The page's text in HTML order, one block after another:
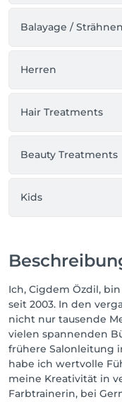
Balayage / Strähnen
Herren
Hair Treatments
Beauty Treatments
Kids
Ich, Cigdem Özdil,
seit 2003. In den
nicht nur tausende
vielen spannenden
frühere Salonleitung
habe ich wertvolle
meine Kreativität in
Farbtrainerin, bei